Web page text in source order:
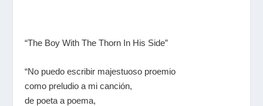
“The Boy With The Thorn In His Side”
“No puedo escribir majestuoso proemio
como preludio a mi canción,
de poeta a poema,